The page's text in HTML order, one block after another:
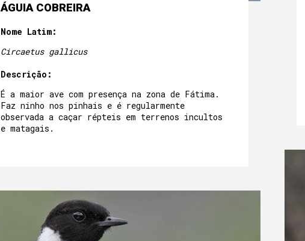
ÁGUIA COBREIRA
Nome Latim:
Circaetus gallicus
Descrição:
É a maior ave com presença na zona de Fátima.
Faz ninho nos pinhais e é regularmente
observada a caçar répteis em terrenos incultos
e matagais.